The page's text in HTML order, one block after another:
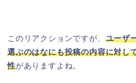
このリアクションですが、 ユーザ
選ぶのはなにも投稿の内容に対し
性がありますよね。